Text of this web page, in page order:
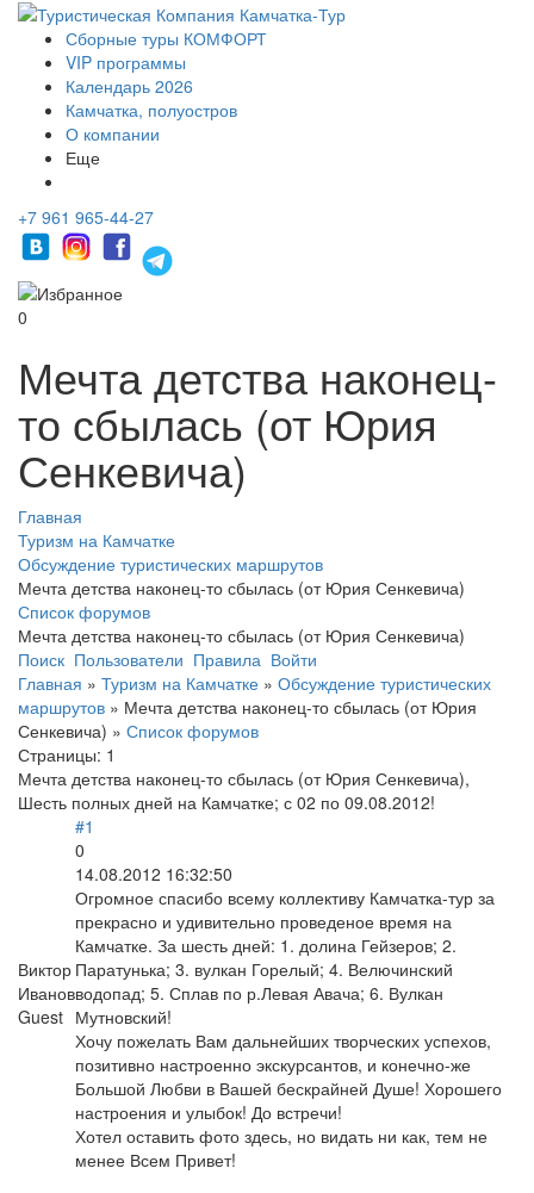
Сборные туры КОМФОРТ
VIP программы
Календарь 2026
Камчатка, полуостров
О компании
Еще
+7 961 965-44-27
0
Мечта детства наконец-
то сбылась (от Юрия
Сенкевича)
Главная
Туризм на Камчатке
Обсуждение туристических маршрутов
Мечта детства наконец-то сбылась (от Юрия Сенкевича)
Список форумов
Мечта детства наконец-то сбылась (от Юрия Сенкевича)
Поиск Пользователи Правила Войти
Главная » Туризм на Камчатке » Обсуждение туристических
маршрутов » Мечта детства наконец-то сбылась (от Юрия
Сенкевича) » Список форумов
Страницы: 1
Мечта детства наконец-то сбылась (от Юрия Сенкевича),
Шесть полных дней на Камчатке; с 02 по 09.08.2012!
Виктор
Иванов
Guest
#1
0
14.08.2012 16:32:50
Огромное спасибо всему коллективу Камчатка-тур за
прекрасно и удивительно проведеное время на
Камчатке. За шесть дней: 1. долина Гейзеров; 2.
Паратунька; 3. вулкан Горелый; 4. Велючинский
водопад; 5. Сплав по р.Левая Авача; 6. Вулкан
Мутновский!
Хочу пожелать Вам дальнейших творческих успехов,
позитивно настроенно экскурсантов, и конечно-же
Большой Любви в Вашей бескрайней Душе! Хорошего
настроения и улыбок! До встречи!
Хотел оставить фото здесь, но видать ни как, тем не
менее Всем Привет!